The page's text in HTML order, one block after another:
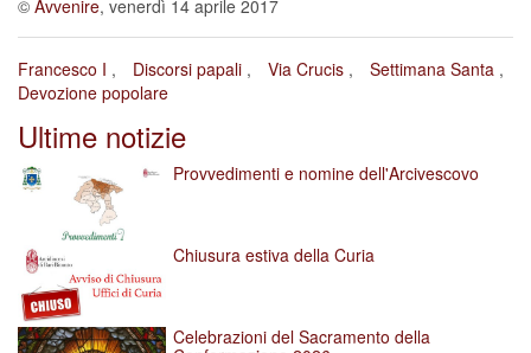
© Avvenire, venerdì 14 aprile 2017
Francesco I Discorsi papali Via Crucis
Settimana Santa
Devozione popolare
Ultime notizie
Provvedimenti e nomine dell'Arcivescovo
Chiusura estiva della Curia
Celebrazioni del Sacramento della